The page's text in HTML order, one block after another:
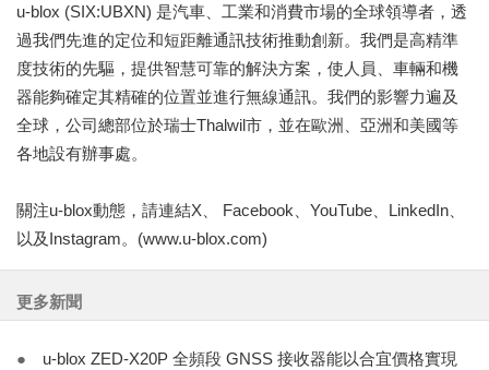
u-blox (SIX:UBXN) 是汽車、工業和消費市場的全球領導者，透
過我們先進的定位和短距離通訊技術推動創新。我們是高精準
度技術的先驅，提供智慧可靠的解決方案，使人員、車輛和機
器能夠確定其精確的位置並進行無線通訊。我們的影響力遍及
全球，公司總部位於瑞士Thalwil市，並在歐洲、亞洲和美國等
各地設有辦事處。
關注u-blox動態，請連結X、 Facebook、YouTube、LinkedIn、
以及Instagram。(www.u-blox.com)
更多新聞
●
u-blox ZED-X20P 全頻段 GNSS 接收器能以合宜價格實現